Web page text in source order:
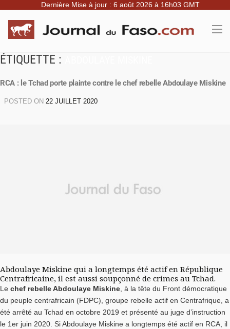
Dernière Mise à jour : 6 août 2026 à 16h03 GMT
ÉTIQUETTE :
RCA : le Tchad porte plainte contre le chef rebelle Abdoulaye Miskine
POSTED ON 22 JUILLET 2020
Abdoulaye Miskine qui a longtemps été actif en République
Centrafricaine, il est aussi soupçonné de crimes au Tchad.
Le chef rebelle Abdoulaye Miskine, à la tête du Front démocratique
du peuple centrafricain (FDPC), groupe rebelle actif en Centrafrique, a
été arrêté au Tchad en octobre 2019 et présenté au juge d’instruction
le 1er juin 2020. Si Abdoulaye Miskine a longtemps été actif en RCA, il